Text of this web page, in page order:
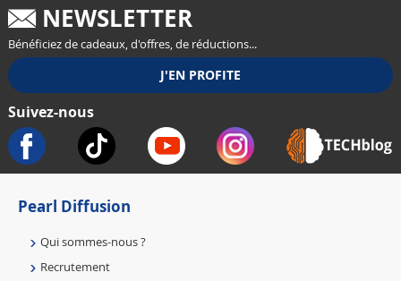
NEWSLETTER
Bénéficiez de cadeaux, d'offres, de réductions...
Suivez-nous
Pearl Diffusion
Qui sommes-nous ?
Recrutement